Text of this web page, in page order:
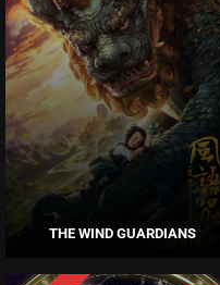
THE WIND GUARDIANS